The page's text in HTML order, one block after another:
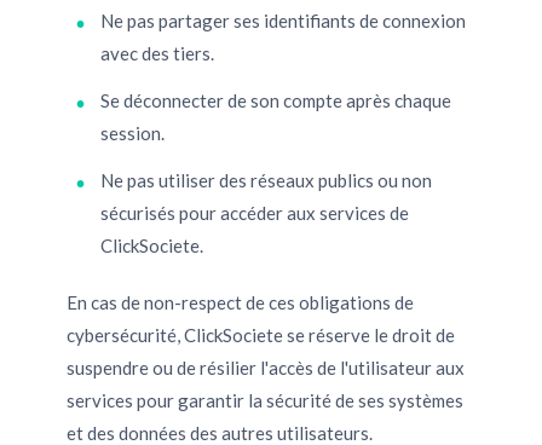
Ne pas partager ses identifiants de connexion
avec des tiers.
Se déconnecter de son compte après chaque
session.
Ne pas utiliser des réseaux publics ou non
sécurisés pour accéder aux services de
ClickSociete.
En cas de non-respect de ces obligations de
cybersécurité, ClickSociete se réserve le droit de
suspendre ou de résilier l'accès de l'utilisateur aux
services pour garantir la sécurité de ses systèmes
et des données des autres utilisateurs.